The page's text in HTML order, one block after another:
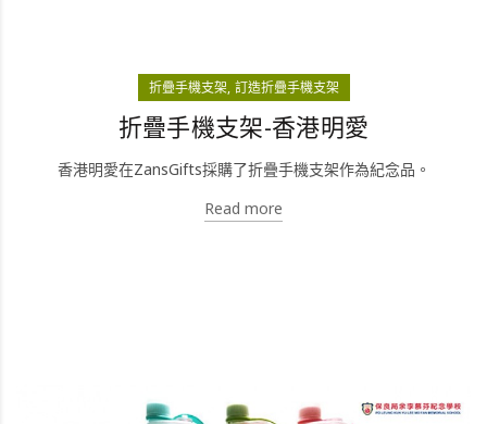
折疊手機支架 訂造折疊手機支架
折疊手機支架-香港明愛
香港明愛在ZansGifts採購了折疊手機支架作為紀念品。
Read more